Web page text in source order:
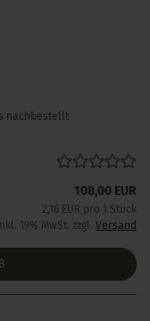
nachbestellt
108,00 EUR
2,16 EUR pro 1 Stück
19% MwSt. zzgl. Versand